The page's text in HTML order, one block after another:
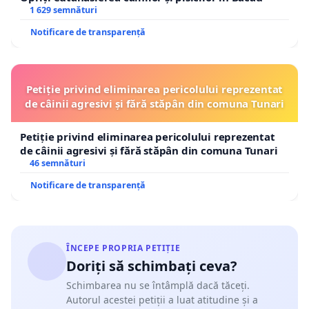
CERINȚELE NOASTRE FERME
Reanalizarea gradului de dificultate al
subiectelor de examen și evaluarea
conformității acestora cu programa școlară
și cu standardele utilizate în sesiunile
anterioare.
nivelul real de pregătire al candidaților.
Revizuirea și flexibilizarea baremului de
1 629 semnături
Notificare de transparență
Petiție privind eliminarea pericolului reprezentat
de câinii agresivi și fără stăpân din comuna Tunari
Petiție privind eliminarea pericolului reprezentat
de câinii agresivi și fără stăpân din comuna Tunari
46 semnături
Notificare de transparență
ÎNCEPE PROPRIA PETIȚIE
Doriți să schimbați ceva?
Schimbarea nu se întâmplă dacă tăceți.
Autorul acestei petiții a luat atitudine și a